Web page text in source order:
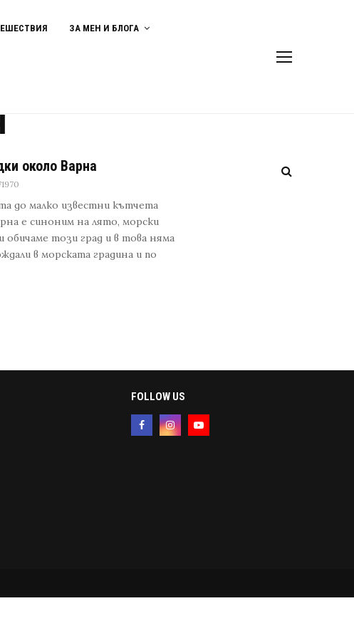
ЗА МЕН И БЛОГА
около Варна
до малко известни кътчета
е синоним на лято, морски
обичаме този град и в това няма
в морската градина и по
FOLLOW US